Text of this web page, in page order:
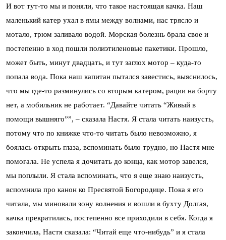
И вот тут-то мы и поняли, что такое настоящая качка. Наш
маленький катер ухал в ямы между волнами, нас трясло и
мотало, трюм заливало водой. Морская болезнь брала свое и
постепенно в ход пошли полиэтиленовые пакетики. Прошло,
может быть, минут двадцать, и тут заглох мотор – куда-то
попала вода. Пока наш капитан пытался завестись, выяснилось,
что мы где-то разминулись со вторым катером, рации на борту
нет, а мобильник не работает. “Давайте читать “Живый в
помощи вышняго””, – сказала Настя. Я стала читать наизусть,
потому что по книжке что-то читать было невозможно, я
боялась открыть глаза, вспоминать было трудно, но Настя мне
помогала. Не успела я дочитать до конца, как мотор завелся,
мы поплыли. Я стала вспоминать, что я еще знаю наизусть,
вспомнила про канон ко Пресвятой Богородице. Пока я его
читала, мы миновали зону волнения и вошли в бухту Долгая,
качка прекратилась, постепенно все приходили в себя. Когда я
закончила, Настя сказала: “Читай еще что-нибудь” и я стала